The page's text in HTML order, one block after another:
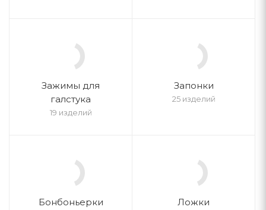
Зажимы для
галстука
19 изделий
Запонки
25 изделий
Бонбоньерки Ложки